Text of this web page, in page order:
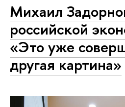
Михаил
российской
«Это уже
другая картина»